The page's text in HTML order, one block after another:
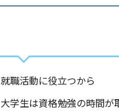
就職活動に役立つから
大学生は資格勉強の時間が